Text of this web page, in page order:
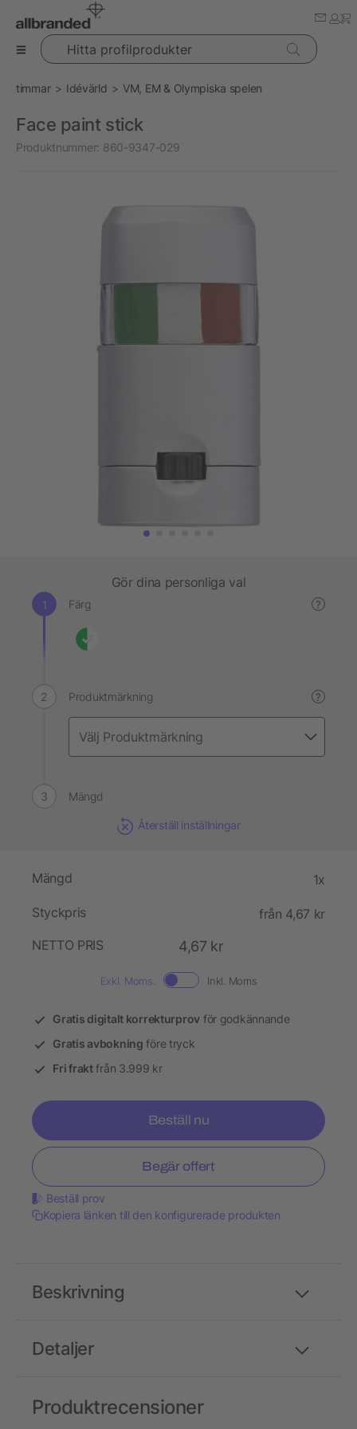
Hitta profilprodukter
timmar Idévärld VM, EM & Olympiska spelen
Face paint stick
Produktnummer: 860-9347-029
Gör dina personliga val
Färg ?
Produktmärkning ?
Mängd
Återställ inställningar
Mängd 1x
Styckpris
från 4,67 kr
NETTO PRIS
4,67 kr
Exkl. Moms. Inkl. Moms
Gratis digitalt korrekturprov för godkännande
Gratis avbokning före tryck
Fri fraktfrån 3.999 kr
Beställ nu
Begär offert
Beställ prov
Kopiera länken till den konfigurerade produkten
Detaljer
Beskrivning
Produktrecensioner